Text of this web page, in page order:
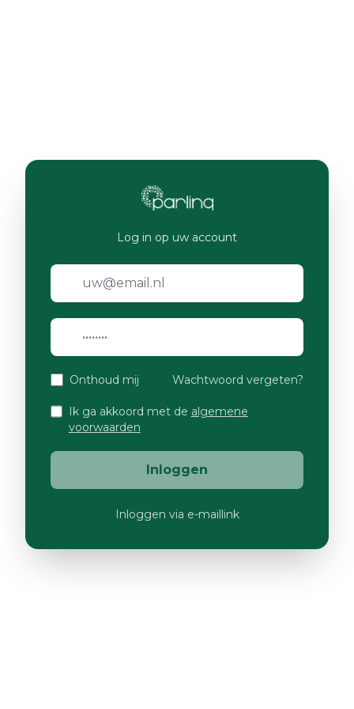
Log in op uw account
Onthoud mij Wachtwoord vergeten?
Ik ga akkoord met de algemene
voorwaarden
Inloggen
Inloggen via e-maillink